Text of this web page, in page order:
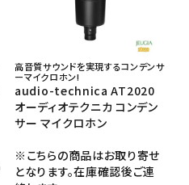
高音質サウンドを実現するコンデンサ
ーマイクロホン!
audio-technica AT2020
オーディオテクニカ コンデン
サー マイクロホン
※こちらの商品はお取り寄せ
となります。在庫確認後ご連